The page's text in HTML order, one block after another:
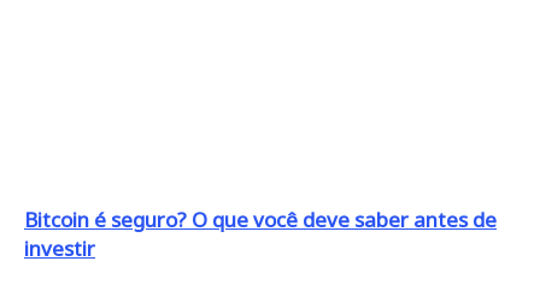
Bitcoin é seguro? O que você deve saber antes de
investir